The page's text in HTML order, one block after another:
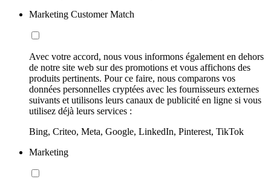
Marketing Customer Match
Avec votre accord, nous vous informons également en dehors
de notre site web sur des promotions et vous affichons des
produits pertinents. Pour ce faire, nous comparons vos
données personnelles cryptées avec les fournisseurs externes
suivants et utilisons leurs canaux de publicité en ligne si vous
utilisez déjà leurs services :
Bing, Criteo, Meta, Google, LinkedIn, Pinterest, TikTok
Marketing